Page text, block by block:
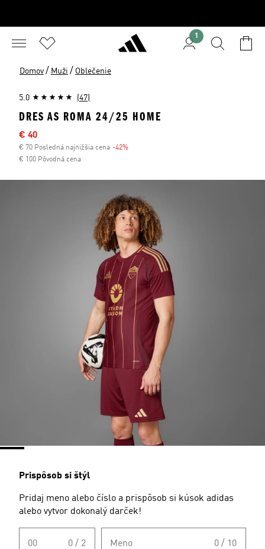
1
Domov / Muži / Oblečenie
5.0 (47)
DRES AS ROMA 24/25 HOME
Výpredajová cena
€ 40
€ 70 Posledná najnižšia cena -42%
€ 100 Pôvodná cena
Prispôsob si štýl
Pridaj meno alebo číslo a prispôsob si kúsok adidas
alebo vytvor dokonalý darček!
00 0 / 2 Meno 0 / 10